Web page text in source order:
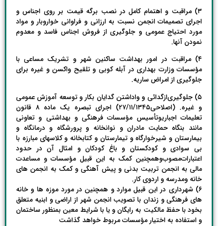
۳) مراقبت و اهتمام کامل در نصب برگه قیمت بر روی اجناس و
اجرای تصمیمات انجمن نسبت به ارزانی و فراوانی خواروبار و مواد
مورد احتیاج عمومی و جلوگیری از فروش اجناس فاسد و معدوم
نمودن آنها.
۴) مراقبت در امور بهداشت ساکنین شهر و تشریک مساعی با
مؤسسات وزارت بهداری در آبله کوبی و تلقیح واکسن و غیره برای
جلوگیری از امراض ساریه.
۵) جلوگیری‌ازگدائی‌ و واداشتن گدایان بکار و توسعه آموزش عمومی
و غیره. (اصلاحی۲۷/۱۱/۱۳۴۵) اجرای تبصره یک ماده ۸ قانون
تعلیمات اجباریوتأسیس مؤسسات فرهنگی و بهداشتی و تعاونی
مانند بنگاه حمایت مادران و نوانخانه و پرورشگاه و درمانگاه و
بیمارستان و شیرخوارگاه و تیمارستان و کتابخانه و کلاسهای مبارزه با
بی سوادی و کودکستان و باغ کودکان و امثال آن در حدود
اعتبارات‌مصوب‌وهمچنین کمک به این قبیل مؤسسات و مساعدت
مالی به انجمن تربیت بدنی و پیش آهنگی و کمک به انجمن های
خانه ومدرسه و اردوی کار.
۶) شهرداری در این قبیل موارد و همچنین در مورد موزه ها و خانه
های فرهنگی و زندان با تصویب انجمن شهر از اراضی و ابنیه متعلق
بخود با حفظ مالکیت به رایگان و یا با شرایط معین بمنظور ساختمان
و استفاده به اختیار مؤسسات مربوط خواهد گذاشت